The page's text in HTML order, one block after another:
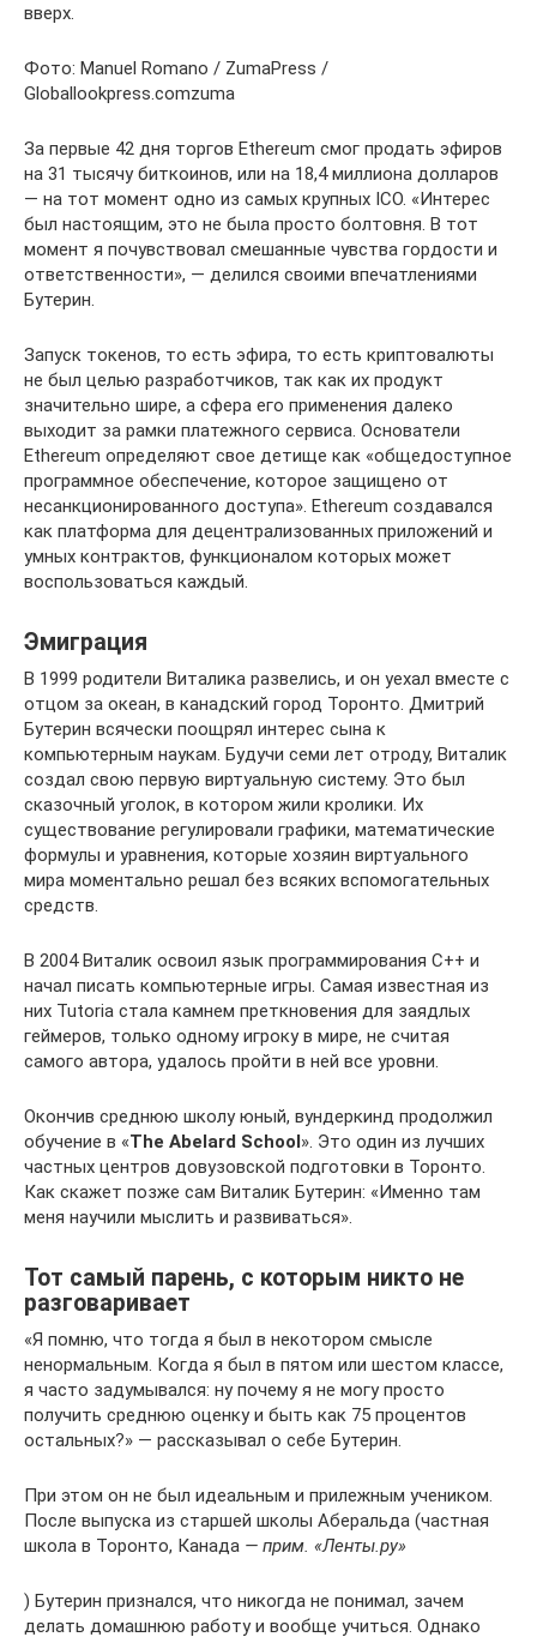
вверх.
Фото: Manuel Romano / ZumaPress /
Globallookpress.comzuma
За первые 42 дня торгов Ethereum смог продать эфиров
на 31 тысячу биткоинов, или на 18,4 миллиона долларов
— на тот момент одно из самых крупных ICO. «Интерес
был настоящим, это не была просто болтовня. В тот
момент я почувствовал смешанные чувства гордости и
ответственности», — делился своими впечатлениями
Бутерин.
Запуск токенов, то есть эфира, то есть криптовалюты
не был целью разработчиков, так как их продукт
значительно шире, а сфера его применения далеко
выходит за рамки платежного сервиса. Основатели
Ethereum определяют свое детище как «общедоступное
программное обеспечение, которое защищено от
несанкционированного доступа». Ethereum создавался
как платформа для децентрализованных приложений и
умных контрактов, функционалом которых может
воспользоваться каждый.
Эмиграция
В 1999 родители Виталика развелись, и он уехал вместе с
отцом за океан, в канадский город Торонто. Дмитрий
Бутерин всячески поощрял интерес сына к
компьютерным наукам. Будучи семи лет отроду, Виталик
создал свою первую виртуальную систему. Это был
сказочный уголок, в котором жили кролики. Их
существование регулировали графики, математические
формулы и уравнения, которые хозяин виртуального
мира моментально решал без всяких вспомогательных
средств.
В 2004 Виталик освоил язык программирования C++ и
начал писать компьютерные игры. Самая известная из
них Tutoria стала камнем преткновения для заядлых
геймеров, только одному игроку в мире, не считая
самого автора, удалось пройти в ней все уровни.
Окончив среднюю школу юный, вундеркинд продолжил
обучение в «The Abelard School». Это один из лучших
частных центров довузовской подготовки в Торонто.
Как скажет позже сам Виталик Бутерин: «Именно там
меня научили мыслить и развиваться».
Тот самый парень, с которым никто не
разговаривает
«Я помню, что тогда я был в некотором смысле
ненормальным. Когда я был в пятом или шестом классе,
я часто задумывался: ну почему я не могу просто
получить среднюю оценку и быть как 75 процентов
остальных?» — рассказывал о себе Бутерин.
При этом он не был идеальным и прилежным учеником.
После выпуска из старшей школы Аберальда (частная
школа в Торонто, Канада — прим. «Ленты.ру»
) Бутерин признался, что никогда не понимал, зачем
делать домашнюю работу и вообще учиться. Однако